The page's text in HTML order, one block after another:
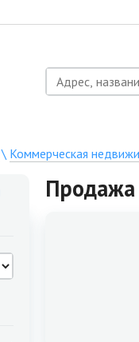
\ Коммерческая
Продажа